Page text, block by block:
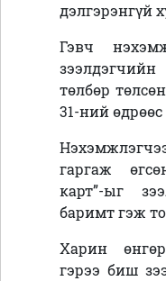
дэлгэрэнгүй
Гэвч
төлбөр
31-ний өдрөөс
гаргаж
карт”-ыг
баримт гэж
Харин
гэрээ биш